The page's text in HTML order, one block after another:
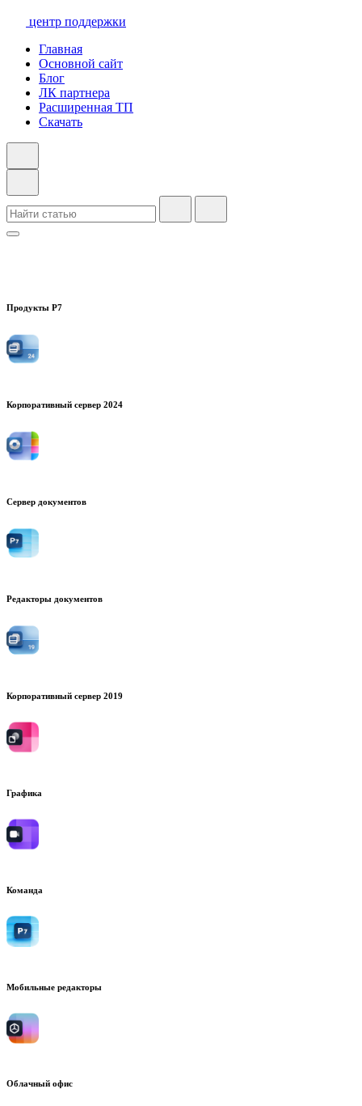
центр поддержки
Главная
Основной сайт
Блог
ЛК партнера
Расширенная ТП
Скачать
Продукты Р7
Корпоративный сервер 2024
Сервер документов
Редакторы документов
Корпоративный сервер 2019
Графика
Команда
Мобильные редакторы
Облачный офис